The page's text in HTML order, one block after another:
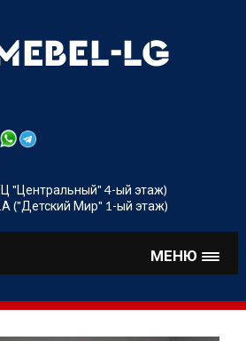
"Центральный" 4-ый этаж)
("Детский Мир" 1-ый этаж)
МЕНЮ